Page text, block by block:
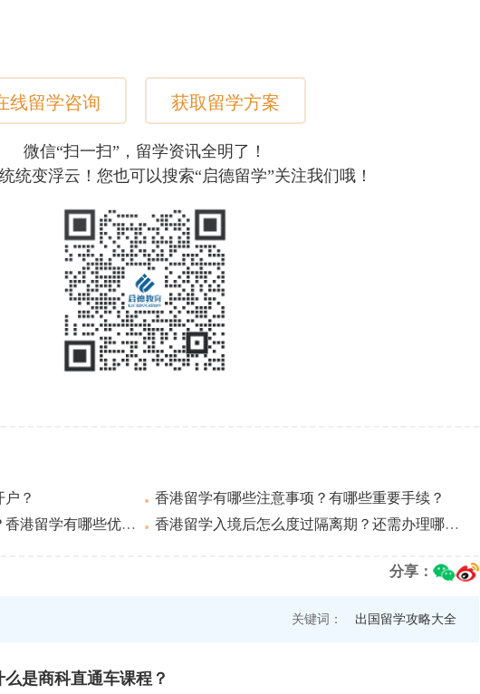
线留学咨询 获取留学方案
微信“扫一扫”，留学资讯全明了！
统变浮云！您也可以搜索“启德留学”关注我们哦！
？
香港留学有哪些注意事项？有哪些重要手续？
留学有哪些优势？
香港留学入境后怎么度过隔离期？还需办理哪些事项？
分享：
关键词： 出国留学攻略大全
是商科直通车课程？